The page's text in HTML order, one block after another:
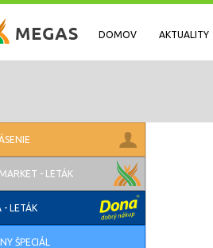
DOMOV AKTUALITY
- LETÁK
- LETÁK
ŠPECIÁL